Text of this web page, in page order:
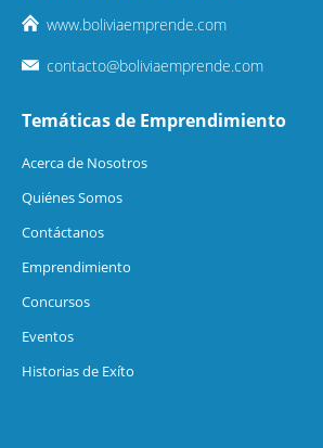
www.boliviaemprende.com
contacto@boliviaemprende.com
Temáticas de Emprendimiento
Acerca de Nosotros
Quiénes Somos
Contáctanos
Emprendimiento
Concursos
Eventos
Historias de Exíto